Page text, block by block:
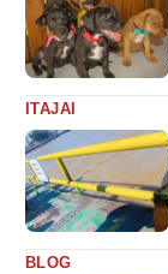
ITAJAI
BLOG